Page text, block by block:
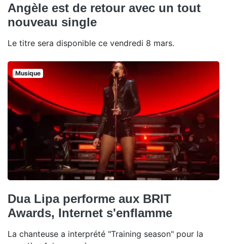
Angèle est de retour avec un tout
nouveau single
Le titre sera disponible ce vendredi 8 mars.
Musique
Dua Lipa performe aux BRIT
Awards, Internet s'enflamme
La chanteuse a interprété "Training season" pour la